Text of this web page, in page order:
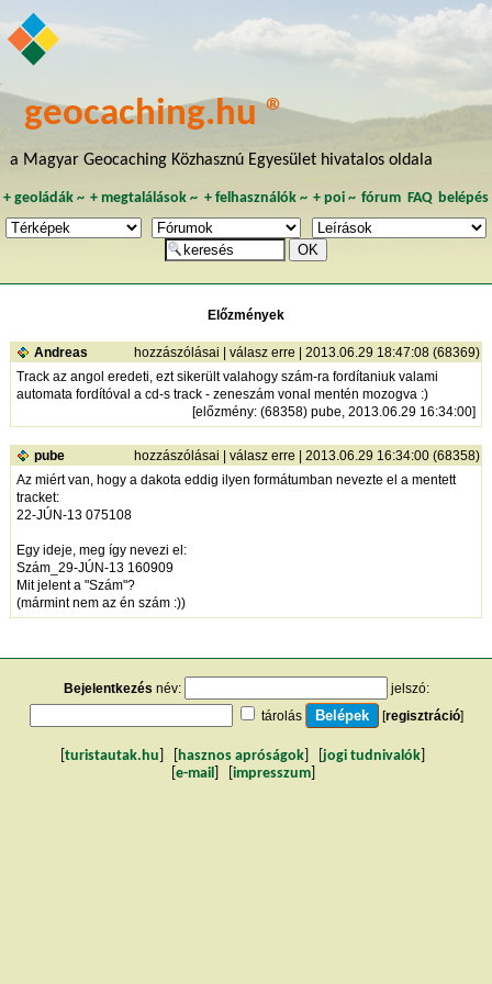
geocaching.hu ®
a Magyar Geocaching Közhasznú Egyesület hivatalos oldala
+ geoládák~ +megtalálások ~ + felhasználók~ + poi~ fórum FAQ belépés
Előzmények
Andreas hozzászólásai | válasz erre | 2013.06.29 18:47:08 (68369)
Track az angol eredeti, ezt sikerült valahogy szám-ra fordítaniuk valami
automata fordítóval a cd-s track - zeneszám vonal mentén mozogva :)
[előzmény: (68358) pube, 2013.06.29 16:34:00]
pube hozzászólásai | válasz erre | 2013.06.29 16:34:00 (68358)
Az miért van, hogy a dakota eddig ilyen formátumban nevezte el a mentett
tracket:
22-JÚN-13 075108
Egy ideje, meg így nevezi el:
Szám_29-JÚN-13 160909
Mit jelent a "Szám"?
(mármint nem az én szám :))
Bejelentkezés név:
jelszó:
tárolás
[regisztráció]
turistautak.hu hasznos apróságok jogi tudnivalók
e-mail impresszum]